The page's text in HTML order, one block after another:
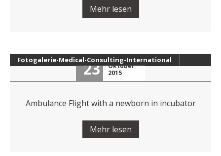
Mehr lesen
Fotogalerie-Medical-Consulting-International
23
Oktober
2015
Ambulance Flight with a newborn in incubator
Mehr lesen